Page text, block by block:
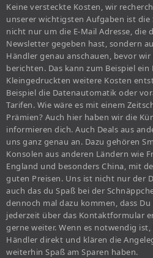
Keine versteckte Kosten, wir
unserer wichtigsten Aufgaben ist
nicht nur um die E-Mail Adresse, die
Newsletter gegeben hast, sondern
Händler genau anschauen, bevor
berichten. Das kann zum Beispiel
Kleingedruckten weitere Kosten
Beispiel die Datenautomatik oder
Tarifen. Wie wäre es mit einem
Prämien? Auch hier haben wir die
informieren dich. Auch Deals aus
uns ganz genau an. Dazu gehören
Konsolen aus anderen Ländern wie
England und besonders China, mit
guten Preisen. Uns ist nicht nur der
auch das du Spaß bei der
dennoch mal dazu kommen, dass
jederzeit über das Kontaktformular
gerne weiter. Wenn es notwendig
Händler direkt und klären die
weiterhin Spaß am Sparen haben.